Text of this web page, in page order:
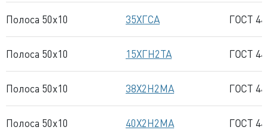
Полоса 50x10 35ХГСА ГОСТ
Полоса 50x10 15ХГН2ТА ГОСТ
Полоса 50x10 38Х2Н2МА ГОСТ
Полоса 50x10 40Х2Н2МА ГОСТ